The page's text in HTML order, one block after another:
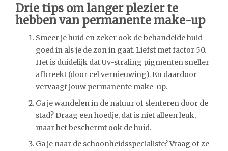
Drie tips om langer plezier te
hebben van permanente make-up
Smeer je huid en zeker ook de behandelde huid
goed in als je de zon in gaat. Liefst met factor 50.
Het is duidelijk dat Uv-straling pigmenten sneller
afbreekt (door cel vernieuwing). En daardoor
vervaagt jouw permanente make-up.
Ga je wandelen in de natuur of slenteren door de
stad? Draag een hoedje, dat is niet alleen leuk,
maar het beschermt ook de huid.
Ga je naar de schoonheidsspecialiste? Vraag of ze